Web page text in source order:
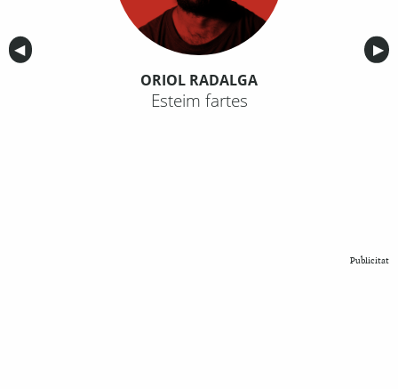
Anterior
◀︎ ▶︎
ORIOL RADALGA
Esteim fartes
Publicitat